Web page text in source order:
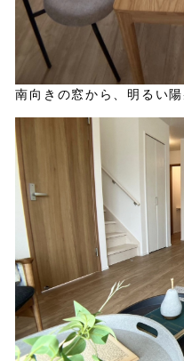
南向きの窓から、明るい